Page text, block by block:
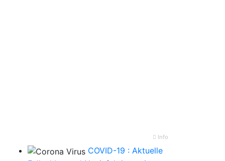
Info
COVID-19 : Aktuelle